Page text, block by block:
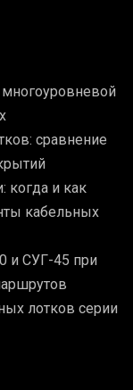
сравнение
когда и как
кабельных
и СУГ-45 при
лотков серии